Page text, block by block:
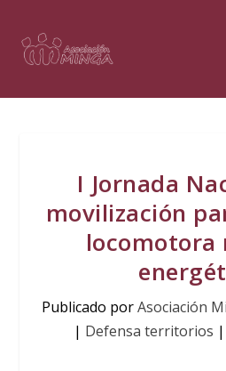
I Jornada
movilización
locomotora
Publicado porAsociación
| Defensa territorios |